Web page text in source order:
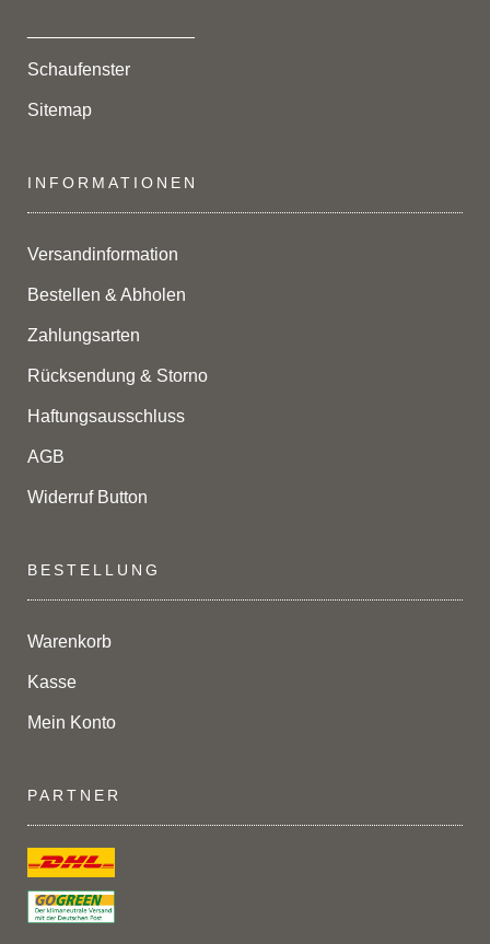
Schaufenster
Sitemap
INFORMATIONEN
Versandinformation
Bestellen & Abholen
Zahlungsarten
Rücksendung & Storno
Haftungsausschluss
AGB
Widerruf Button
BESTELLUNG
Warenkorb
Kasse
Mein Konto
PARTNER